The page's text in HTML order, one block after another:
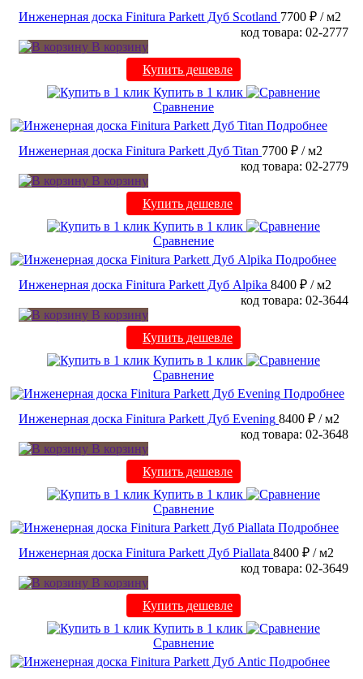
Инженерная доска Finitura Parkett Дуб Scotland 7700 ₽ / м2
код товара: 02-2777
В корзину
Купить дешевле
Купить в 1 клик
Сравнение
Подробнее
Инженерная доска Finitura Parkett Дуб Titan 7700 ₽ / м2
код товара: 02-2779
В корзину
Купить дешевле
Купить в 1 клик
Сравнение
Подробнее
Инженерная доска Finitura Parkett Дуб Alpika 8400 ₽ / м2
код товара: 02-3644
В корзину
Купить дешевле
Купить в 1 клик
Сравнение
Подробнее
Инженерная доска Finitura Parkett Дуб Evening 8400 ₽ / м2
код товара: 02-3648
В корзину
Купить дешевле
Купить в 1 клик
Сравнение
Подробнее
Инженерная доска Finitura Parkett Дуб Piallata 8400 ₽ / м2
код товара: 02-3649
В корзину
Купить дешевле
Купить в 1 клик
Сравнение
Подробнее